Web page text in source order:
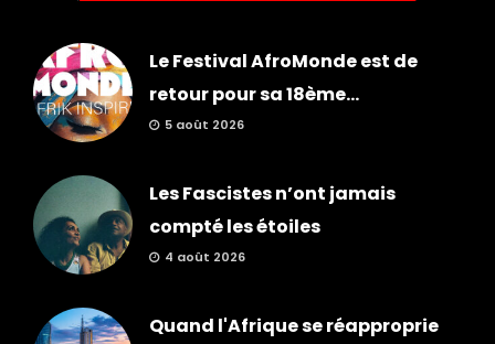
Le Festival AfroMonde est de
retour pour sa 18ème...
5 août 2026
Les Fascistes n’ont jamais
compté les étoiles
4 août 2026
Quand l'Afrique se réapproprie